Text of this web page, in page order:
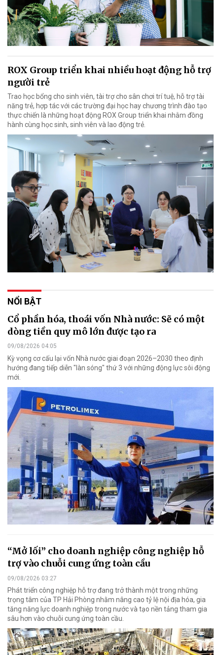
ROX Group triển khai nhiều hoạt động hỗ trợ
người trẻ
Trao học bổng cho sinh viên, tài trợ cho sân chơi trí tuệ, hỗ trợ tài
năng trẻ, hợp tác với các trường đại học hay chương trình đào tạo
thực chiến là những hoạt động ROX Group triển khai nhằm đồng
hành cùng học sinh, sinh viên và lao động trẻ.
NỔI BẬT
Cổ phần hóa, thoái vốn Nhà nước: Sẽ có một
dòng tiền quy mô lớn được tạo ra
09/08/2026 04:05
Kỳ vọng cơ cấu lại vốn Nhà nước giai đoạn 2026–2030 theo định
hướng đang tiếp diễn "làn sóng" thứ 3 với những động lực sôi động
mới.
“Mở lối” cho doanh nghiệp công nghiệp hỗ
trợ vào chuỗi cung ứng toàn cầu
09/08/2026 03:27
Phát triển công nghiệp hỗ trợ đang trở thành một trong những
trọng tâm của TP Hải Phòng nhằm nâng cao tỷ lệ nội địa hóa, gia
tăng năng lực doanh nghiệp trong nước và tạo nền tảng tham gia
sâu hơn vào chuỗi cung ứng toàn cầu.